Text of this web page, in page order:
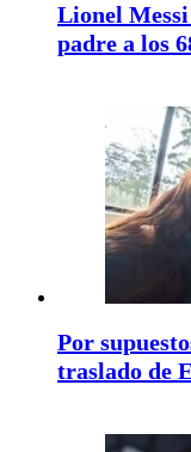
Lionel
padre a los
Por
traslado de